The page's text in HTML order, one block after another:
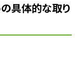
具体的な取り